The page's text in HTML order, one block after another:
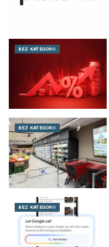
BEZ KATEGORII
BEZ KATEGORII
BEZ KATEGORII